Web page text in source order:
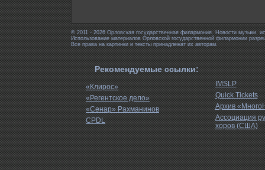
© 2011 - 2026 Орловская государственная филармония. Новости музыки,
Использование материалов Орловской государственной филармонии
Все права на картинки и тексты принадлежат их авторам.
Рекомендуемые ссылки:
«Клирос»
«Регентское дело»
«Сенар» Рахманинов
CPDL
IMSLP
Quick Tickets
Архив
Ассоциация
хоров (США)